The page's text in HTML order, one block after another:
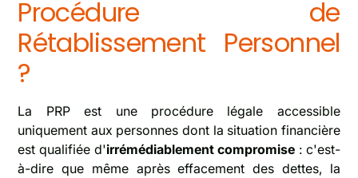
Procédure de
Rétablissement Personnel
?
La PRP est une procédure légale accessible
uniquement aux personnes dont la situation financière
est qualifiée d'irrémédiablement compromise : c'est-
à-dire que même après effacement des dettes, la